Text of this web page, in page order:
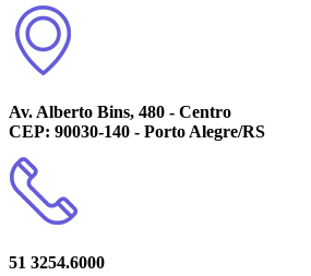
Av. Alberto Bins, 480 - Centro
CEP: 90030-140 - Porto Alegre/RS
51 3254.6000